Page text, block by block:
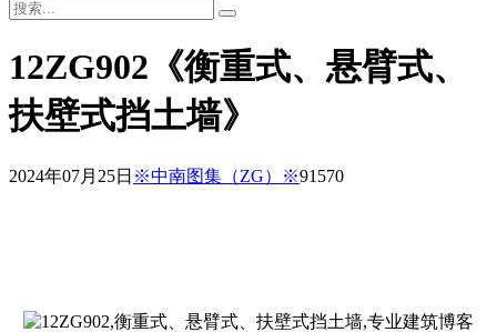
12ZG902《衡重式、悬臂式、
扶壁式挡土墙》
2024年07月25日 ※中南图集（ZG）※91570